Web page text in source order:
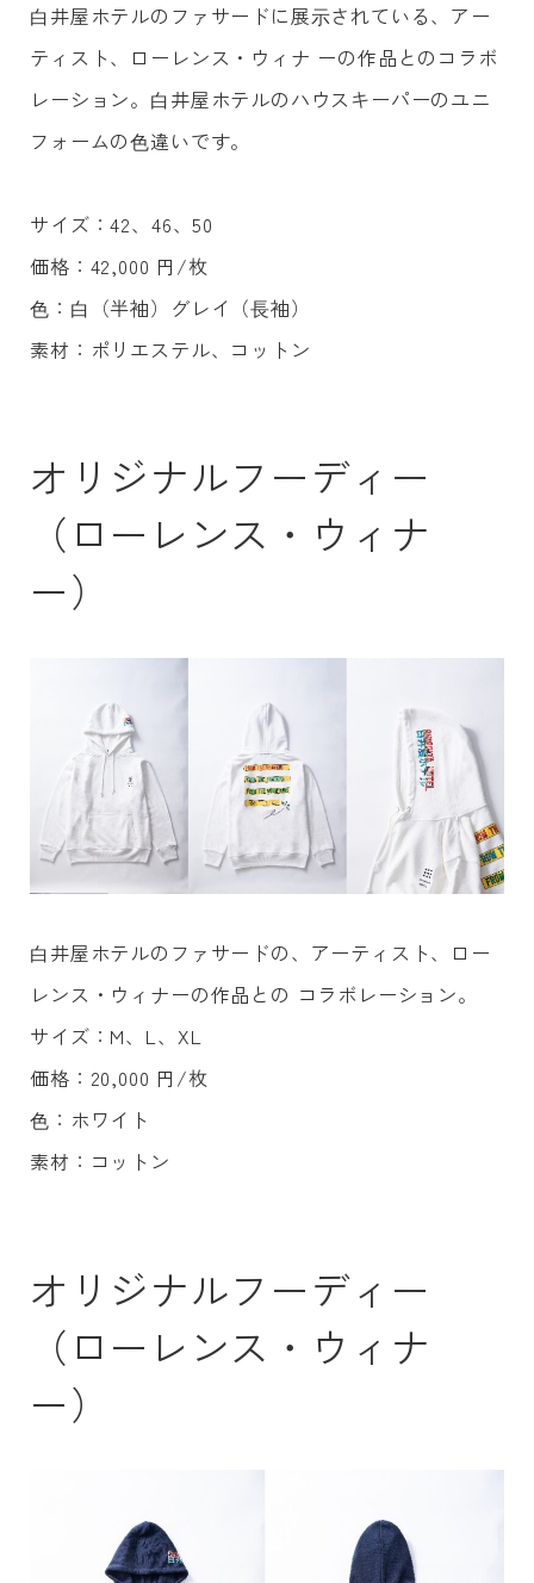
⽩井屋ホテルのファサードに展⽰されている、アー
ティスト、ローレンス・ウィナ ーの作品とのコラボ
レーション。⽩井屋ホテルのハウスキーパーのユニ
フォームの⾊違いです。
サイズ：42、46、50
価格：42,000 円/枚
⾊：⽩（半袖）グレイ（⻑袖）
素材：ポリエステル、コットン
オリジナルフーディー
（ローレンス・ウィナ
ー）
⽩井屋ホテルのファサードの、アーティスト、ロー
レンス・ウィナーの作品との コラボレーション。
サイズ：M、L、XL
価格：20,000 円/枚
⾊：ホワイト
素材：コットン
オリジナルフーディー
（ローレンス・ウィナ
ー）